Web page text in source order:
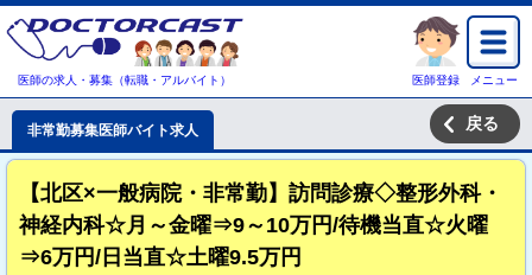
医師の求人・募集（転職・アルバイト） 医師登録 メニュー
非常勤募集医師バイト求人 戻る
【北区×一般病院・非常勤】訪問診療◇整形外科・
神経内科☆月～金曜⇒9～10万円/待機当直☆火曜
⇒6万円/日当直☆土曜9.5万円